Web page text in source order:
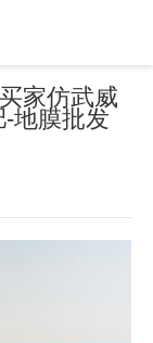
家仿武威
地膜批发